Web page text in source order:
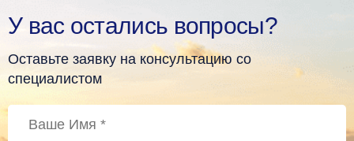
У вас остались вопросы?
Оставьте заявку на консультацию со
специалистом